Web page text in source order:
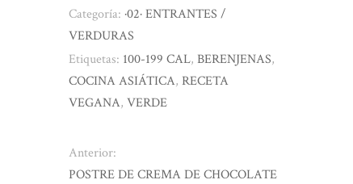
Categoría: ·02· ENTRANTES /
VERDURAS
Etiquetas: 100-199 CAL,BERENJENAS,
COCINA ASIÁTICA,RECETA
VEGANA,VERDE
Anterior:
POSTRE DE CREMA DE CHOCOLATE